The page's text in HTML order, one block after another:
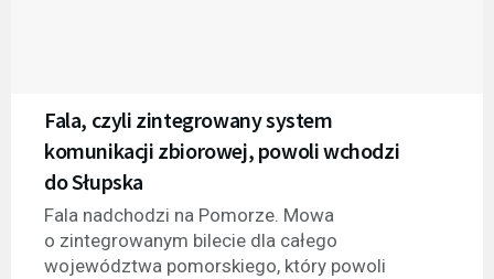
Fala, czyli zintegrowany system
komunikacji zbiorowej, powoli wchodzi
do Słupska
Fala nadchodzi na Pomorze. Mowa
o zintegrowanym bilecie dla całego
województwa pomorskiego, który powoli